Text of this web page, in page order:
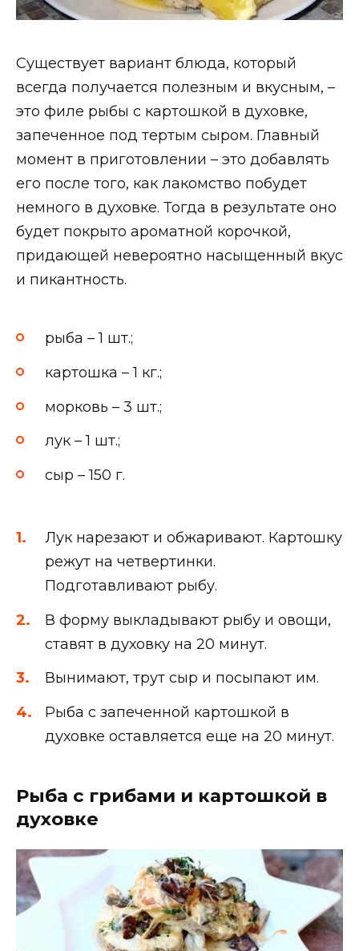
Существует вариант блюда, который
всегда получается полезным и вкусным, –
это филе рыбы с картошкой в духовке,
запеченное под тертым сыром. Главный
момент в приготовлении – это добавлять
его после того, как лакомство побудет
немного в духовке. Тогда в результате оно
будет покрыто ароматной корочкой,
придающей невероятно насыщенный вкус
и пикантность.
рыба – 1 шт.;
картошка – 1 кг.;
морковь – 3 шт.;
лук – 1 шт.;
сыр – 150 г.
Лук нарезают и обжаривают. Картошку
режут на четвертинки.
Подготавливают рыбу.
В форму выкладывают рыбу и овощи,
ставят в духовку на 20 минут.
Вынимают, трут сыр и посыпают им.
Рыба с запеченной картошкой в
духовке оставляется еще на 20 минут.
Рыба с грибами и картошкой в
духовке